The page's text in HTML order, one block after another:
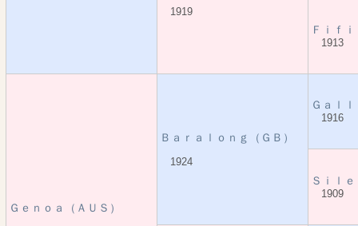
1919
Ｆｉｆ
1913
Ｇｅｎｏａ（ＡＵＳ）
Ｂａｒａｌｏｎｇ（ＧＢ）
1924
Ｇａｌ
1916
Ｓｉｌ
1909